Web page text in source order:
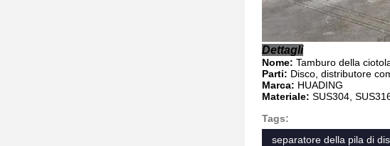
Dettagli
Nome: Tamburo della
Parti: Disco, distributore
Marca: HUADING
Materiale: SUS304,
Tags:
separatore della pila di